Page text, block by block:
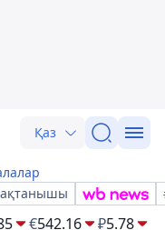
Қаз
€542.16 ₽5.78